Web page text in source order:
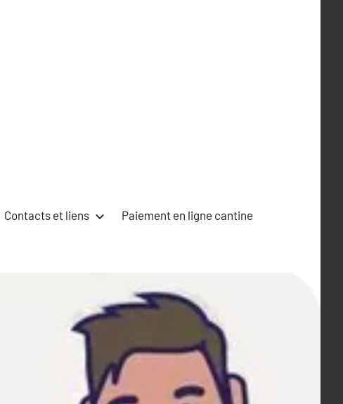
Contacts et liens Paiement en ligne cantine